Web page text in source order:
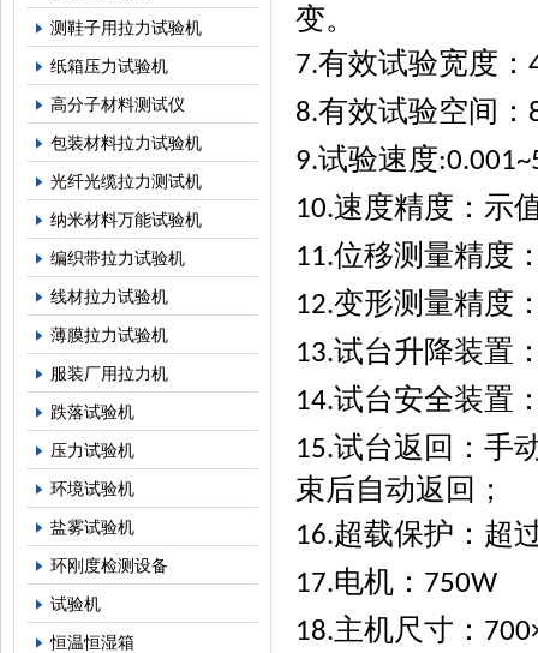
测鞋子用拉力试验机
纸箱压力试验机
高分子材料测试仪
包装材料拉力试验机
光纤光缆拉力测试机
纳米材料万能试验机
编织带拉力试验机
线材拉力试验机
薄膜拉力试验机
服装厂用拉力机
跌落试验机
压力试验机
环境试验机
盐雾试验机
环刚度检测设备
试验机
恒温恒湿箱
变。
7.有效试验宽度：
8.有效试验空间：
9.试验速度
10.速度精度：示
11.位移测量精度
12.变形测量精度
13.试台升降装置
14.试台安全装置
15.试台返回：手
束后自动返回；
16.超载保护：超
17.电机： 750W
18.主机尺寸：